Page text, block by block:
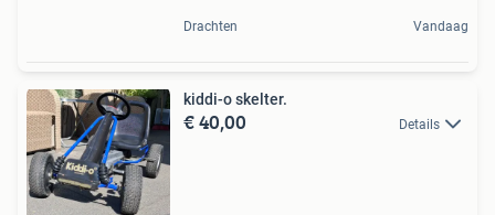
Drachten Vandaag
kiddi-o skelter.
€ 40,00 Details